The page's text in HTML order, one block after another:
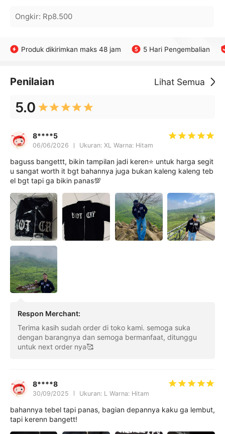
Ongkir: Rp8.500
Produk dikirimkan maks 48 jam 5 Hari Pengembalian
Penilaian Lihat Semua
5.0
8****5
06/06/2026 Ukuran: XL Warna: Hitam
baguss bangettt, bikin tampilan jadi keren⭐️ untuk harga segit
u sangat worth it bgt bahannya juga bukan kaleng kaleng teb
el bgt tapi ga bikin panas💯
Respon Merchant:
Terima kasih sudah order di toko kami. semoga suka
dengan barangnya dan semoga bermanfaat, ditunggu
untuk next order nya🥰
8****8
30/09/2025 Ukuran: L Warna: Hitam
bahannya tebel tapi panas, bagian depannya kaku ga lembut,
tapi kerenn bangett!